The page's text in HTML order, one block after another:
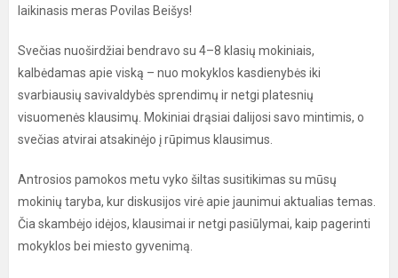
laikinasis meras Povilas Beišys!
Svečias nuoširdžiai bendravo su 4–8 klasių mokiniais,
kalbėdamas apie viską – nuo mokyklos kasdienybės iki
svarbiausių savivaldybės sprendimų ir netgi platesnių
visuomenės klausimų. Mokiniai drąsiai dalijosi savo mintimis, o
svečias atvirai atsakinėjo į rūpimus klausimus.
Antrosios pamokos metu vyko šiltas susitikimas su mūsų
mokinių taryba, kur diskusijos virė apie jaunimui aktualias temas.
Čia skambėjo idėjos, klausimai ir netgi pasiūlymai, kaip pagerinti
mokyklos bei miesto gyvenimą.